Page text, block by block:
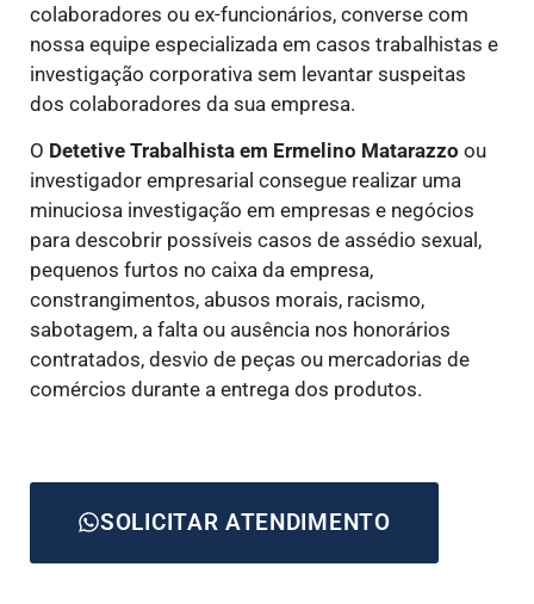
colaboradores ou ex-funcionários, converse com
nossa equipe especializada em casos trabalhistas e
investigação corporativa sem levantar suspeitas
dos colaboradores da sua empresa.
O Detetive Trabalhista em Ermelino Matarazzo ou
investigador empresarial consegue realizar uma
minuciosa investigação em empresas e negócios
para descobrir possíveis casos de assédio sexual,
pequenos furtos no caixa da empresa,
constrangimentos, abusos morais, racismo,
sabotagem, a falta ou ausência nos honorários
contratados, desvio de peças ou mercadorias de
comércios durante a entrega dos produtos.
SOLICITAR ATENDIMENTO